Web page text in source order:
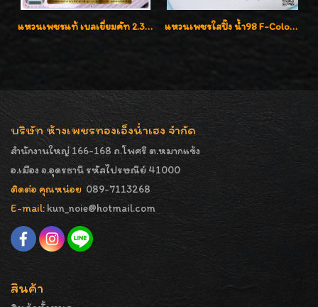
แหวนเพชรแท้ เบลเยี่ยมคัท 2.39 กะรัต น้ำ 98 F-Color/VVS ดีไซน์หน้ากว้างหรูเต็มนิ้ว แหวนเพชรใสปิ๊ง น้ำ98 F-Color/VVS1 น้ำหนักเพชรรวม 2.56 กะรัต ใส่เต็มนิ้วเพชรเป็นน้ำเป็นเนื้อสวยมากๆค่ะ
บริษัท ห้างเพชรทองเอ็งน่ำเฮง จำกัด
สำนักงานใหญ่ 166-168 ถ.โพศรี ต.หมากแข้ง
อ.เมือง จ.อุดรธานี รหัสไปรษณีย์ 41000
ติดต่อ คุณหน่อย 089-7113268
E-mail: kun_noie@hotmail.com
สินค้า